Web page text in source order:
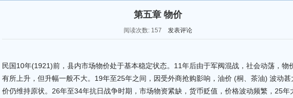
第五章 物价
阅读次数: 157 发表评论
民国10年(1921)前，县内市场物价处于基本稳定状态。11年后由于军阀混战，社会动荡，物
有所上升，但升幅一般不大。19年至25年之间，因受外商抢购影响，油价 (桐、茶油) 波动甚
价仍维持原状。26年至34年抗日战争时期，市场物资紧缺，货币贬值，价格波动频繁，25年